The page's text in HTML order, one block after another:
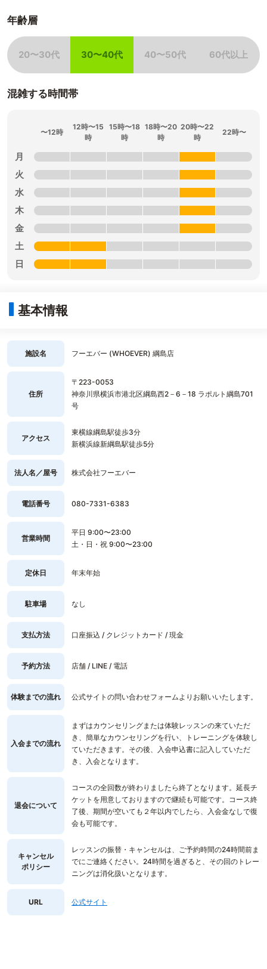
年齢層
20〜30代
非該当
30〜40代
40〜50代
60代以上
混雑する時間帯
〜12時
12時〜15
時
15時〜18
時
18時〜20
時
20時〜22
時
22時〜
月
火
水
木
金
土
日
基本情報
施設名 フーエバー (WHOEVER) 綱島店
住所
〒223-0053
神奈川県横浜市港北区綱島西2－6－18 ラポルト綱島701
号
アクセス
東横線綱島駅徒歩3分
新横浜線新綱島駅徒歩5分
法人名／屋号 株式会社フーエバー
電話番号 080-7331-6383
営業時間
平日 9:00〜23:00
土・日・祝 9:00〜23:00
定休日 年末年始
駐車場 なし
支払方法 口座振込 / クレジットカード / 現金
予約方法 店舗 / LINE / 電話
体験までの流れ 公式サイトの問い合わせフォームよりお願いいたします。
入会までの流れ
まずはカウンセリングまたは体験レッスンの来ていただ
き、簡単なカウンセリングを行い、トレーニングを体験し
ていただきます。その後、入会申込書に記入していただ
き、入会となります。
退会について
コースの全回数が終わりましたら終了となります。延長チ
ケットを用意しておりますので継続も可能です。コース終
了後、期間が空いても２年以内でしたら、入会金なしで復
会も可能です。
キャンセル
ポリシー
レッスンの振替・キャンセルは、ご予約時間の24時間前ま
でにご連絡ください。24時間を過ぎると、その回のトレー
ニングは消化扱いとなります。
URL 公式サイト